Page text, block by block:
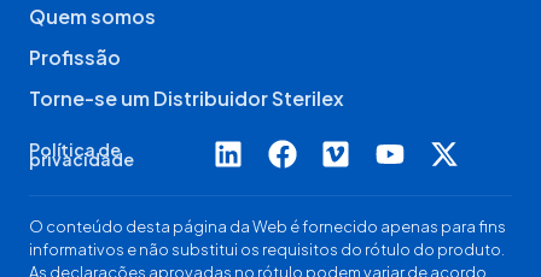
Quem somos
Profissão
Torne-se um Distribuidor Sterilex
Política de
privacidade
O conteúdo desta página da Web é fornecido apenas para fins
informativos e não substitui os requisitos do rótulo do produto.
As declarações aprovadas no rótulo podem variar de acordo